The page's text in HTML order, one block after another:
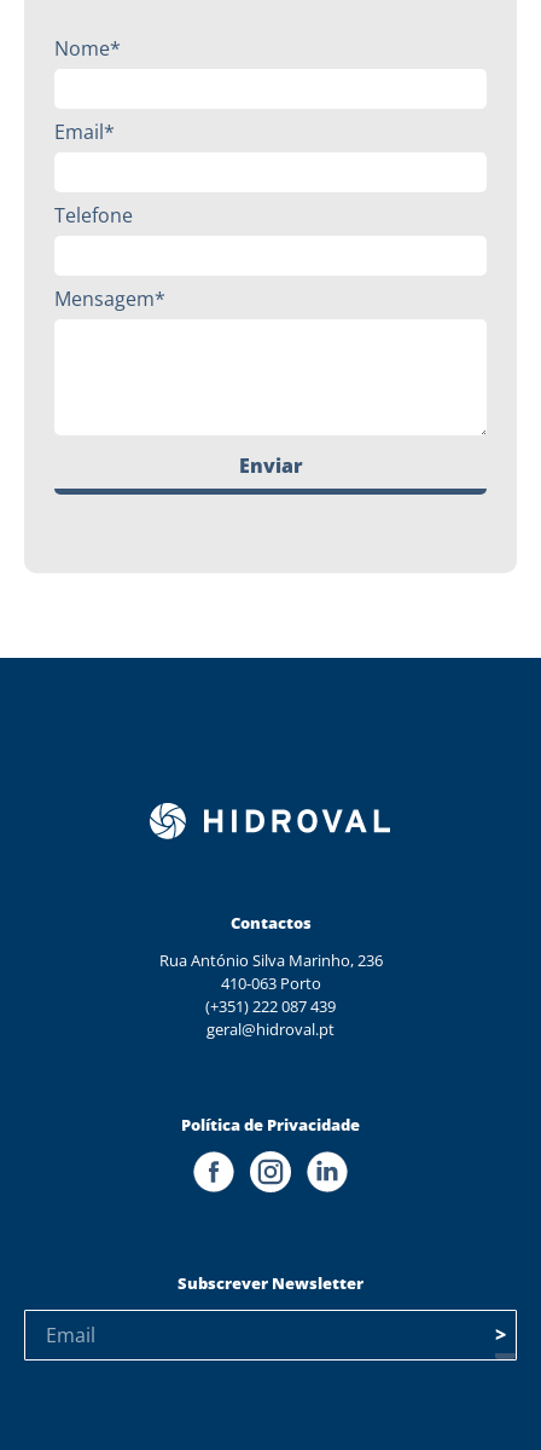
Nome*
Email*
Telefone
Mensagem*
Enviar
Contactos
Rua António Silva Marinho, 236
410-063 Porto
(+351) 222 087 439
geral@hidroval.pt
Política de Privacidade
Subscrever Newsletter
>